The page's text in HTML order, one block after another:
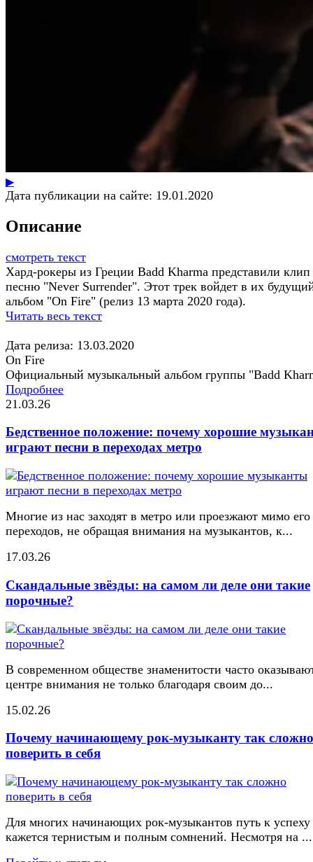
▶
Дата публикации на сайте: 19.01.2020
Описание
смотреть текст
Хард-рокеры из Греции Badd Kharma представили клип
песню "Never Surrender". Этот трек войдет в их
альбом "On Fire" (релиз 13 марта 2020 года).
Читать весь текст
Дата релиза: 13.03.2020
On Fire
Официальный музыкальный альбом группы "Badd
Подробнее
21.03.26
Бедственное положение: почему хорошие
играют песни в переходах метро
Многие из нас заходят в метро или проезжают мимо его
переходов, не обращая внимания на музыкантов, к...
17.03.26
Скандальные звёзды: на самом ли деле они такие
порочные?
В современном обществе знаменитости часто
центре внимания не только благодаря своим до...
15.02.26
Почему начинающему рок-музыканту так сложно
поверить в себя
Для многих начинающих рок-музыкантов путь к успеху
кажется тернистым и полным сомнений. Несмотря на ...